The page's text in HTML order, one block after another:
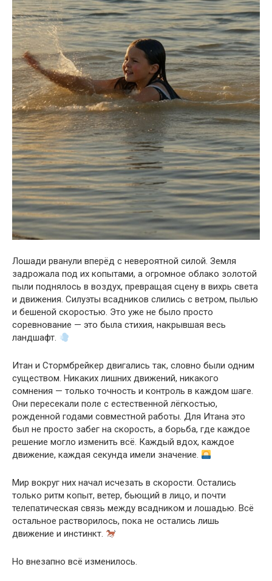
Лошади рванули вперёд с невероятной силой. Земля
задрожала под их копытами, а огромное облако золотой
пыли поднялось в воздух, превращая сцену в вихрь света
и движения. Силуэты всадников слились с ветром, пылью
и бешеной скоростью. Это уже не было просто
соревнование — это была стихия, накрывшая весь
ландшафт.
Итан и Стормбрейкер двигались так, словно были одним
существом. Никаких лишних движений, никакого
сомнения — только точность и контроль в каждом шаге.
Они пересекали поле с естественной лёгкостью,
рожденной годами совместной работы. Для Итана это
был не просто забег на скорость, а борьба, где каждое
решение могло изменить всё. Каждый вдох, каждое
движение, каждая секунда имели значение.
Мир вокруг них начал исчезать в скорости. Остались
только ритм копыт, ветер, бьющий в лицо, и почти
телепатическая связь между всадником и лошадью. Всё
остальное растворилось, пока не остались лишь
движение и инстинкт.
Но внезапно всё изменилось.